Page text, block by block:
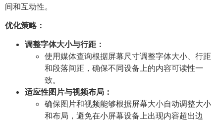
间和互动性。
优化策略：
调整字体大小与行距：
使用媒体查询根据屏幕尺寸调整字体大小、行距
和段落间距，确保不同设备上的内容可读性一
致。
适应性图片与视频布局：
确保图片和视频能够根据屏幕大小自动调整大小
和布局，避免在小屏幕设备上出现内容超出边